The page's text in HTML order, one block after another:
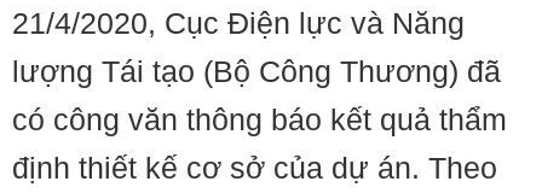
21/4/2020, Cục Điện lực và Năng
lượng Tái tạo (Bộ Công Thương) đã
có công văn thông báo kết quả thẩm
định thiết kế cơ sở của dự án. Theo